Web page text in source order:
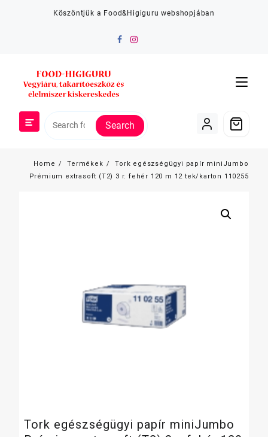
Köszöntjük a Food&Higiguru webshopjában
Search
Home Termékek
Tork egészségügyi papír miniJumbo
Prémium extrasoft (T2) 3 r. fehér 120 m 12 tek/karton 110255
Tork egészségügyi papír miniJumbo